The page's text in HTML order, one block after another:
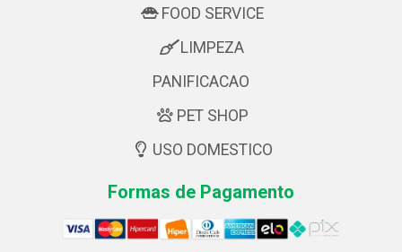
FOOD SERVICE
LIMPEZA
PANIFICACAO
PET SHOP
USO DOMESTICO
Formas de Pagamento